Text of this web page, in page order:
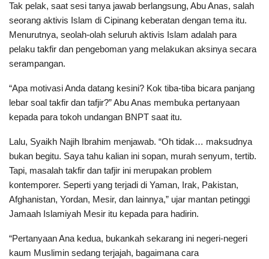
Tak pelak, saat sesi tanya jawab berlangsung, Abu Anas, salah
seorang aktivis Islam di Cipinang keberatan dengan tema itu.
Menurutnya, seolah-olah seluruh aktivis Islam adalah para
pelaku takfir dan pengeboman yang melakukan aksinya secara
serampangan.
“Apa motivasi Anda datang kesini? Kok tiba-tiba bicara panjang
lebar soal takfir dan tafjir?” Abu Anas membuka pertanyaan
kepada para tokoh undangan BNPT saat itu.
Lalu, Syaikh Najih Ibrahim menjawab. “Oh tidak… maksudnya
bukan begitu. Saya tahu kalian ini sopan, murah senyum, tertib.
Tapi, masalah takfir dan tafjir ini merupakan problem
kontemporer. Seperti yang terjadi di Yaman, Irak, Pakistan,
Afghanistan, Yordan, Mesir, dan lainnya,” ujar mantan petinggi
Jamaah Islamiyah Mesir itu kepada para hadirin.
“Pertanyaan Ana kedua, bukankah sekarang ini negeri-negeri
kaum Muslimin sedang terjajah, bagaimana cara